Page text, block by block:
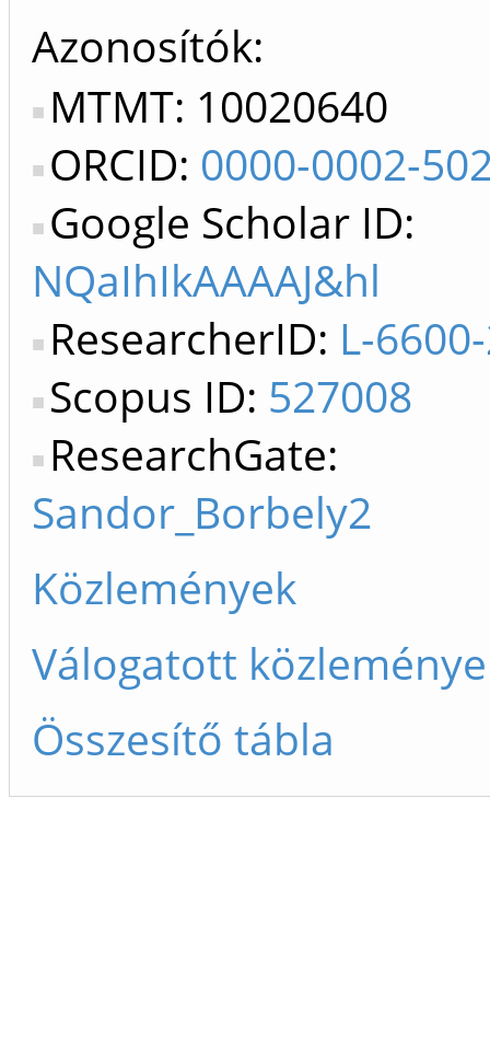
Azonosítók
MTMT: 10020640
ORCID: 0000-0002-
Google Scholar ID:
NQaIhIkAAAAJ&hl
ResearcherID: L-
Scopus ID: 527008
ResearchGate:
Sandor_Borbely2
Közlemények
Válogatott
Összesítő tábla